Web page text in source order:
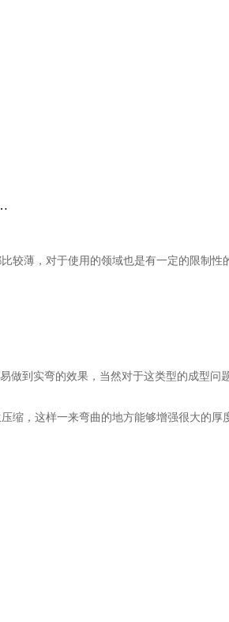
薄，对于使用的领域也是有一定的限制性
到实弯的效果，当然对于这类型的成型问
，这样一来弯曲的地方能够增强很大的厚